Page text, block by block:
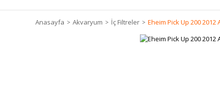
Anasayfa Akvaryum İç Filtreler Eheim Pick Up 200 2012